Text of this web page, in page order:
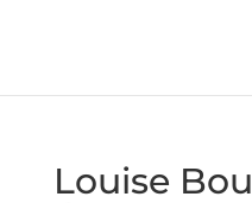
Louise